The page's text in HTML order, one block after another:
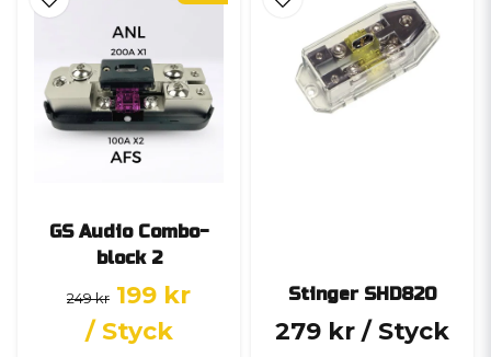
GS Audio Combo-
block 2
249 kr 199 kr
/ Styck
Stinger SHD820
279 kr / Styck